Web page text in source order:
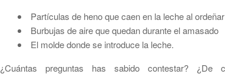
Partículas de heno que caen en la leche al
Burbujas de aire que quedan durante el amasado
El molde donde se introduce la leche.
¿Cuántas preguntas has sabido contestar?